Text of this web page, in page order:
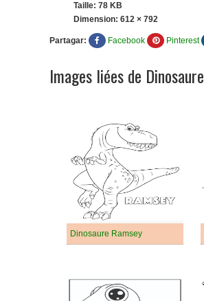
Taille: 78 KB
Dimension: 612 × 792
Partagar: Facebook Pinterest
Images liées de Dinosaure
Dinosaure Ramsey